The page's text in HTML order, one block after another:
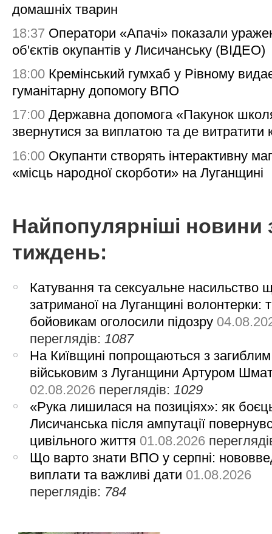
домашніх тварин
18:37 Оператори «Апачі» показали
об'єктів окупантів у Лисичанську (ВІДЕО)
18:00 Кремінський гумхаб у Рівному
гуманітарну допомогу ВПО
17:00 Державна допомога «Пакунок
звернутися за виплатою та де витратити
16:00 Окупанти створять інтерактивну
«місць народної скорботи» на Луганщині
Найпопулярніші новини
тиждень:
Катування та сексуальне насильство
затриманої на Луганщині волонтерки:
бойовикам оголосили підозру
переглядів: 1087
На Київщині попрощаються з загиблим
військовим з Луганщини Артуром
02.08.2026 переглядів: 1029
«Рука лишилася на позиціях»: як
Лисичанська після ампутації
цивільного життя 01.08.2026
Що варто знати ВПО у серпні:
виплати та важливі дати 01.08.2026
переглядів: 784